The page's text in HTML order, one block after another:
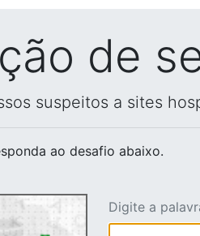
de
suspeitos a sites
ao desafio abaixo.
Digite a